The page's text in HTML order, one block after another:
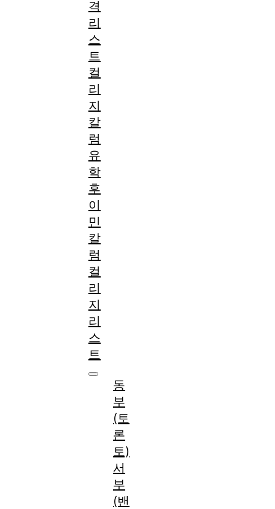
격
리
스
트
컬
리
지
칼
럼
유
학
후
이
민
칼
럼
컬
리
지
리
스
트
동
부
(토
론
토)
서
부
(밴